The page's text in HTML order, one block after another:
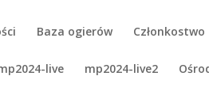
Baza ogierów Członkostwo
live mp2024-live2